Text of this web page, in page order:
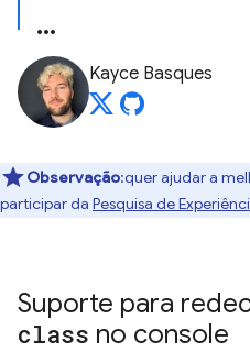
Kayce Basques
Observação:quer ajudar a
participar da Pesquisa de
Suporte para
class no console